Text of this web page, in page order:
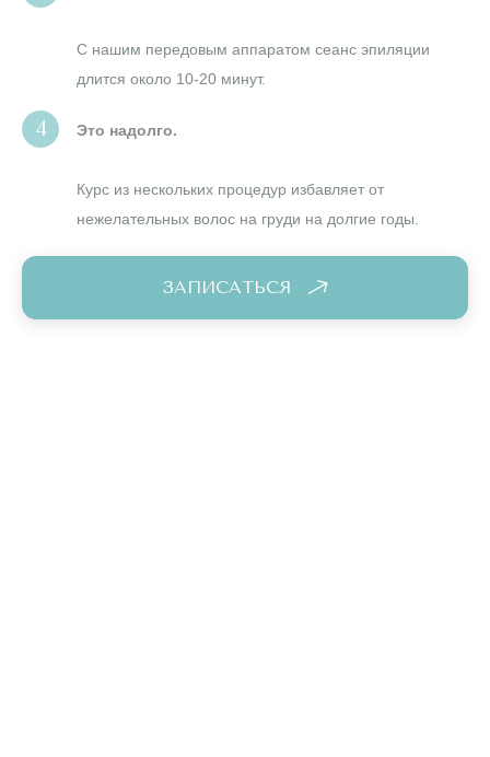
С нашим передовым аппаратом сеанс эпиляции
длится около 10-20 минут.
Это надолго.
Курс из нескольких процедур избавляет от
нежелательных волос на груди на долгие годы.
ЗАПИСАТЬСЯ